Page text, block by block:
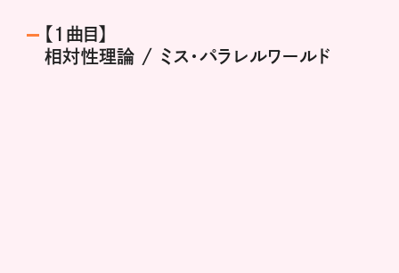
【1曲目】
相対性理論 / ミス・パラレルワールド